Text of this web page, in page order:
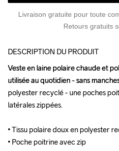
Livraison gratuite pour toute
Retours gratuits
DESCRIPTION DU PRODUIT
Veste en laine polaire chaude et
utilisée au quotidien - sans
polyester recyclé - une poches
latérales zippées.
• Tissu polaire doux en polyester
• Poche poitrine avec zip
Veste en laine polaire chaude et
utilisée au quotidien - sans
polyester recyclé - une poches
latérales zippées.
• Tissu polaire doux en polyester
• Poche poitrine avec zip